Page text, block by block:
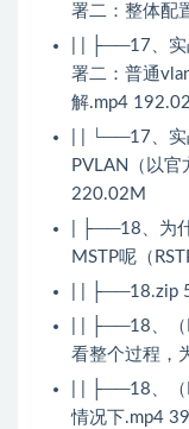
署二：整体配
| | ├──17、
署二：普通
解.mp4
| | └──17、
PVLAN（以
220.02M
| ├──18、为
MSTP呢（
| | ├──18.zip
| | ├──18、（
看整个过程，
| | ├──18、（
情况下.mp4